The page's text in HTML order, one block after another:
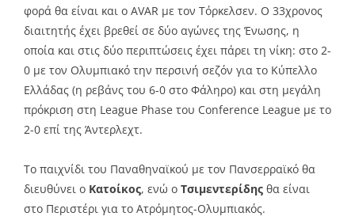
φορά θα είναι και ο AVAR με τον Τόρκελσεν. Ο 33χρονος
διαιτητής έχει βρεθεί σε δύο αγώνες της Ένωσης, η
οποία και στις δύο περιπτώσεις έχει πάρει τη νίκη: στο 2-
0 με τον Ολυμπιακό την περσινή σεζόν για το Κύπελλο
Ελλάδας (η ρεβάνς του 6-0 στο Φάληρο) και στη μεγάλη
πρόκριση στη League Phase του Conference League με το
2-0 επί της Άντερλεχτ.
Το παιχνίδι του Παναθηναϊκού με τον Πανσερραϊκό θα
διευθύνει ο Κατοίκος, ενώ ο Τσιμεντερίδης θα είναι
στο Περιστέρι για το Ατρόμητος-Ολυμπιακός.